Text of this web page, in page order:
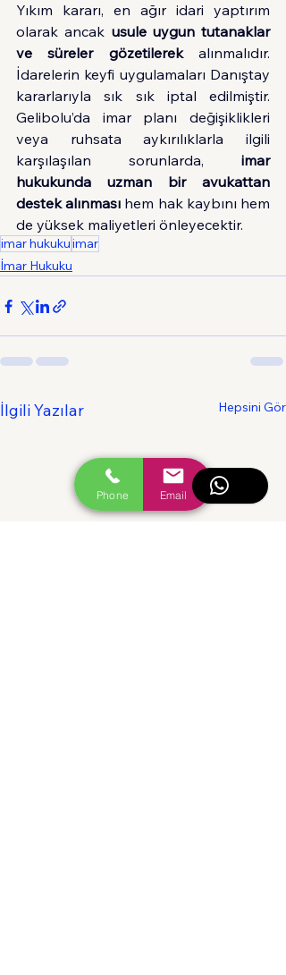
Yıkım kararı, en ağır idari yaptırım
olarak ancak usule uygun tutanaklar
ve süreler gözetilerek alınmalıdır.
İdarelerin keyfi uygulamaları Danıştay
kararlarıyla sık sık iptal edilmiştir.
Gelibolu’da imar planı değişiklikleri
veya ruhsata aykırılıklarla ilgili
karşılaşılan sorunlarda, imar
hukukunda uzman bir avukattan
destek alınması hem hak kaybını hem
de yüksek maliyetleri önleyecektir.
imar hukukuimar
İmar Hukuku
İlgili Yazılar Hepsini Gör
Phone Email